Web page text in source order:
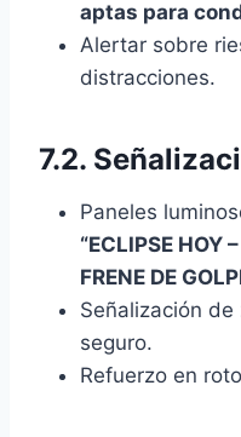
aptas para
Alertar sobre
distracciones.
7.2.
Paneles
“ECLIPSE HOY
FRENE DE
Señalización
seguro.
Refuerzo en